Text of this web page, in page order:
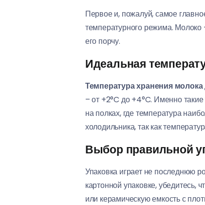
Первое и, пожалуй, самое
температурного режима.
его порчу.
Идеальная
Температура хранения молока
– от +2°C до +4°C. Именно
на полках, где температура
холодильника, так как
Выбор правильной
Упаковка играет не последнюю
картонной упаковке, убедитесь,
или керамическую емкость с